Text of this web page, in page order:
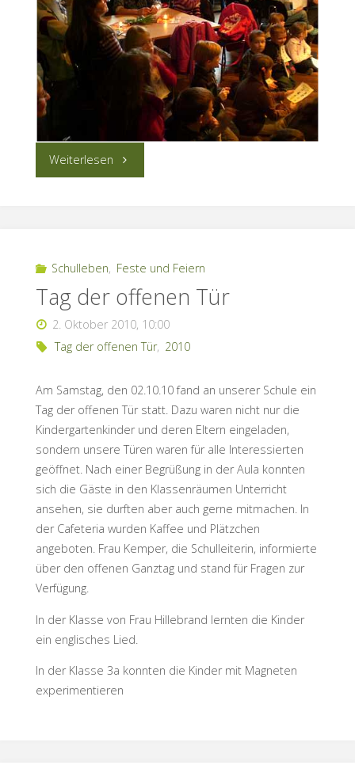
Weiterlesen “2.
Schulleben, Feste und Feiern
Tag der offenen Tür
2. Oktober 2010, 10:00
Tag der offenen Tür, 2010
Am Samstag, den 02.10.10 fand an unserer Schule ein
Tag der offenen Tür statt. Dazu waren nicht nur die
Kindergartenkinder und deren Eltern eingeladen,
sondern unsere Türen waren für alle Interessierten
geöffnet. Nach einer Begrüßung in der Aula konnten
sich die Gäste in den Klassenräumen Unterricht
ansehen, sie durften aber auch gerne mitmachen. In
der Cafeteria wurden Kaffee und Plätzchen
angeboten. Frau Kemper, die Schulleiterin, informierte
über den offenen Ganztag und stand für Fragen zur
Verfügung.
In der Klasse von Frau Hillebrand lernten die Kinder
ein englisches Lied.
In der Klasse 3a konnten die Kinder mit Magneten
experimentieren